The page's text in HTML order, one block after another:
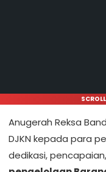
Anugerah Reksa
DJKN kepada para
dedikasi,